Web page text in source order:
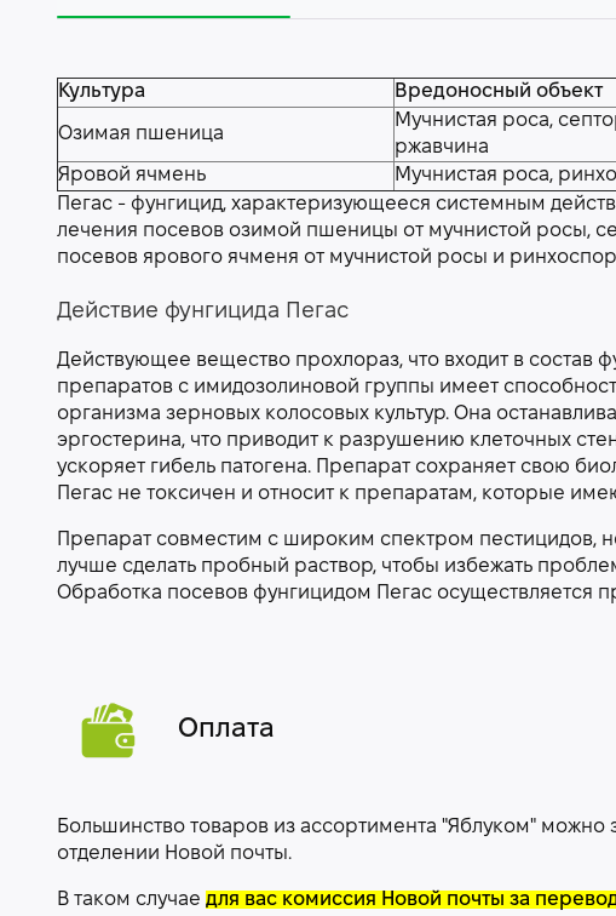
Культура Вредоносный объект
Озимая пшеница
Мучнистая роса,
ржавчина
Яровой ячмень Мучнистая роса,
Пегас - фунгицид, характеризующееся системным
лечения посевов озимой пшеницы от мучнистой росы,
посевов ярового ячменя от мучнистой росы и
Действие фунгицида Пегас
Действующее вещество прохлораз, что входит в состав
препаратов с имидозолиновой группы имеет
организма зерновых колосовых культур. Она
эргостерина, что приводит к разрушению клеточных
ускоряет гибель патогена. Препарат сохраняет свою
Пегас не токсичен и относит к препаратам, которые
Препарат совместим с широким спектром пестицидов,
лучше сделать пробный раствор, чтобы избежать
Обработка посевов фунгицидом Пегас осуществляется
Оплата
Большинство товаров из ассортимента "Яблуком" можно
отделении Новой почты.
В таком случае для вас комиссия Новой почты за